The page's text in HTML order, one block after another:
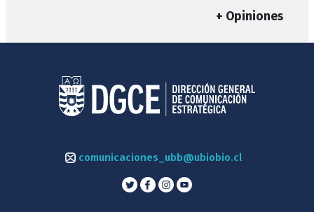
+ Opiniones
comunicaciones_ubb@ubiobio.cl